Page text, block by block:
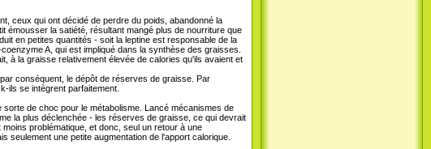
ceux qui ont décidé de perdre du poids, abandonné la
émousser la satiété, résultant mangé plus de nourriture que
en petites quantités - soit la leptine est responsable de la
A, qui est impliqué dans la synthèse des graisses.
à la graisse relativement élevée de calories qu'ils avaient et
conséquent, le dépôt de réserves de graisse. Par
ils se intègrent parfaitement.
de choc pour le métabolisme. Lancé mécanismes de
la plus déclenchée - les réserves de graisse, ce qui devrait
problématique, et donc, seul un retour à une
seulement une petite augmentation de l'apport calorique.